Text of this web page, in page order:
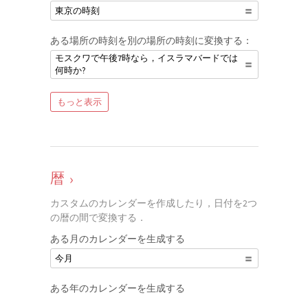
東京の時刻
ある場所の時刻を別の場所の時刻に変換する：
モスクワで午後7時なら，イスラマバードでは
何時か?
もっと表示
暦 ›
カスタムのカレンダーを作成したり，日付を2つ
の暦の間で変換する．
ある月のカレンダーを生成する
今月
ある年のカレンダーを生成する